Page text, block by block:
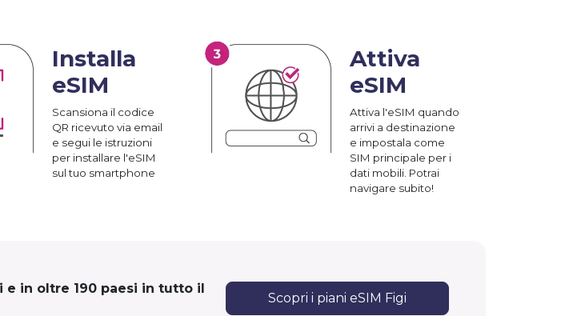
Installa
eSIM
Scansiona il codice
QR ricevuto via email
e segui le istruzioni
per installare l'eSIM
sul tuo smartphone
Attiva
eSIM
Attiva l'eSIM quando
arrivi a destinazione
e impostala come
SIM principale per i
dati mobili. Potrai
navigare subito!
e in oltre 190 paesi in tutto il
Scopri i piani eSIM Figi